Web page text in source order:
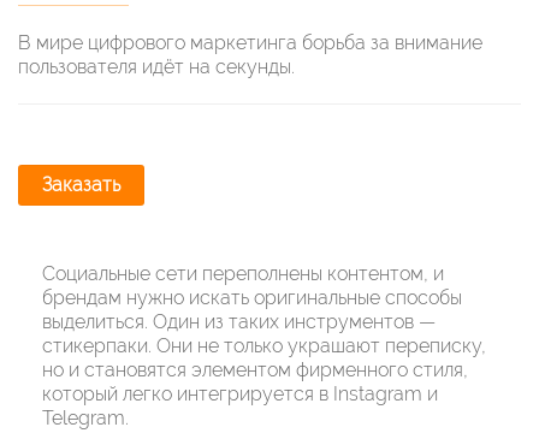
В мире цифрового маркетинга борьба за внимание
пользователя идёт на секунды.
Заказать
Социальные сети переполнены контентом, и
брендам нужно искать оригинальные способы
выделиться. Один из таких инструментов —
стикерпаки. Они не только украшают переписку,
но и становятся элементом фирменного стиля,
который легко интегрируется в Instagram и
Telegram.